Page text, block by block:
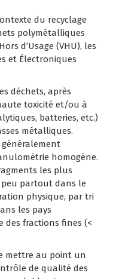
du recyclage
polymétalliques
d’Usage (VHU), les
et Électroniques
déchets, après
toxicité et/ou à
batteries, etc.)
métalliques.
généralement
homogène.
les plus
peu partout dans le
physique, par tri
les pays
des fractions fines (<
mettre au point un
de qualité des